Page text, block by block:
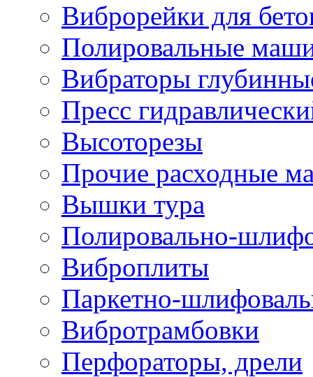
Виброрейки для
Полировальные
Вибраторы
Пресс
Высоторезы
Прочие расходные
Вышки тура
Полировально-
Виброплиты
Паркетно-
Вибротрамбовки
Перфораторы, дрели